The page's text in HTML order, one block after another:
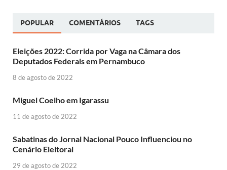
POPULAR COMENTÁRIOS TAGS
Eleições 2022: Corrida por Vaga na Câmara dos
Deputados Federais em Pernambuco
8 de agosto de 2022
Miguel Coelho em Igarassu
11 de agosto de 2022
Sabatinas do Jornal Nacional Pouco Influenciou no
Cenário Eleitoral
29 de agosto de 2022